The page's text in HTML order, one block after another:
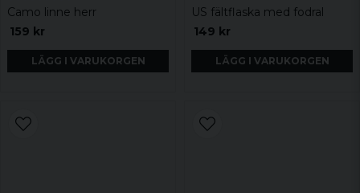
Camo linne herr
159 kr
LÄGG I VARUKORGEN
US fältflaska med fodral
149 kr
LÄGG I VARUKORGEN